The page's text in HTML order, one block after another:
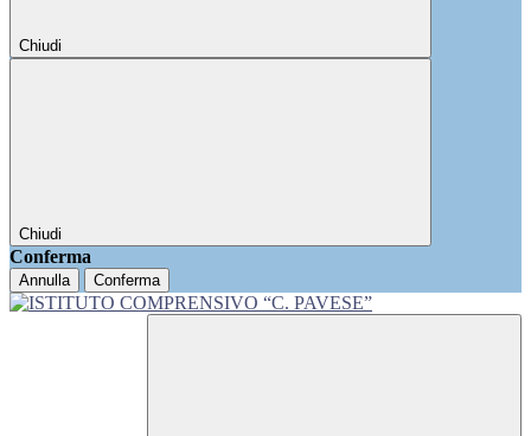
Chiudi
Chiudi
Conferma
Annulla Conferma